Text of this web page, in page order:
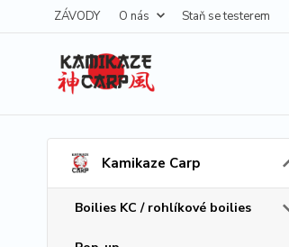
ZÁVODY O nás Staň se testerem
Kamikaze Carp
Boilies KC / rohlíkové boilies